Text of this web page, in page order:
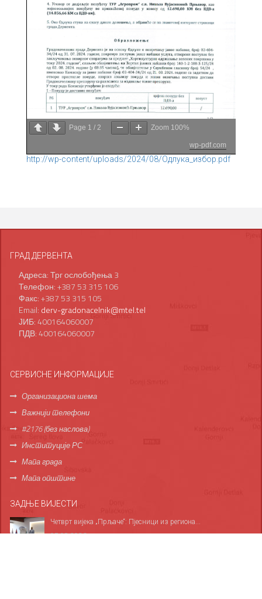
Page 1 / 2 Zoom 100%
wp-pdf.com
http://wp-content/uploads/2024/08/Одлука_избор.pdf
ГРАД ДЕРВЕНТА
Адреса: Трг ослобођења 3
Телефон: +387 53 315 106
Факс: +387 53 315 105
Email: derv-gradonacelnik@mtel.tel
ЈИБ: 400164060007
ПДВ: 400164060007
СЕРВИСНЕ ИНФОРМАЦИЈЕ
Организациона шема
Важнији телефони
#2176 (без наслова)
Институције РС
Мапа града
Мапа општине
ЗАДЊЕ ВИЈЕСТИ
Четврт вијека „Прљаче“: Пјесници из региона...
07.08.2026